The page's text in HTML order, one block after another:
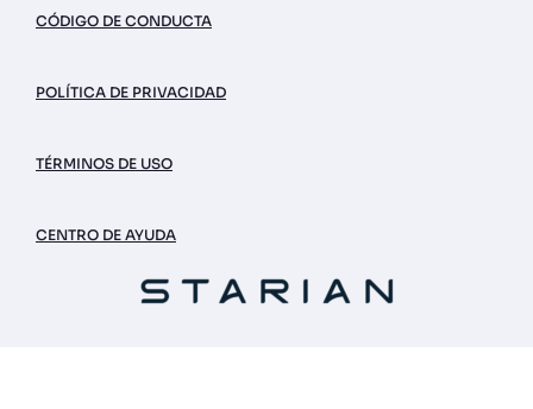
CÓDIGO DE CONDUCTA
POLÍTICA DE PRIVACIDAD
TÉRMINOS DE USO
CENTRO DE AYUDA